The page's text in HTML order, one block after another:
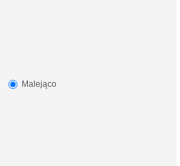
Malejąco